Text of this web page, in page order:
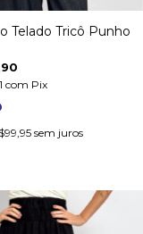
Telado Tricô Punho
com Pix
sem juros